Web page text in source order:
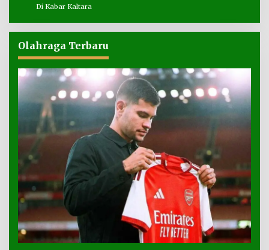
Di Kabar Kaltara
Olahraga Terbaru